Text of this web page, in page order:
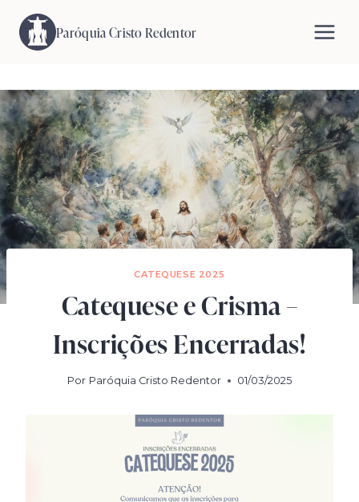
para
Paróquia Cristo Redentor
CATEQUESE 2025
Catequese e Crisma –
Inscrições Encerradas!
Por Paróquia Cristo Redentor 01/03/2025